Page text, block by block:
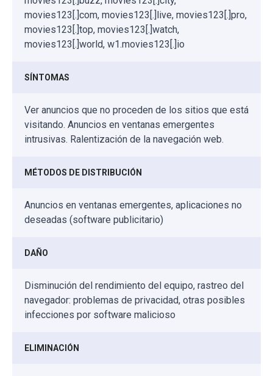
movies123[.]com, movies123[.]live, movies123[.]pro,
movies123[.]top, movies123[.]watch,
movies123[.]world, w1.movies123[.]io
SÍNTOMAS
Ver anuncios que no proceden de los sitios que está
visitando. Anuncios en ventanas emergentes
intrusivas. Ralentización de la navegación web.
MÉTODOS DE DISTRIBUCIÓN
Anuncios en ventanas emergentes, aplicaciones no
deseadas (software publicitario)
DAÑO
Disminución del rendimiento del equipo, rastreo del
navegador: problemas de privacidad, otras posibles
infecciones por software malicioso
ELIMINACIÓN